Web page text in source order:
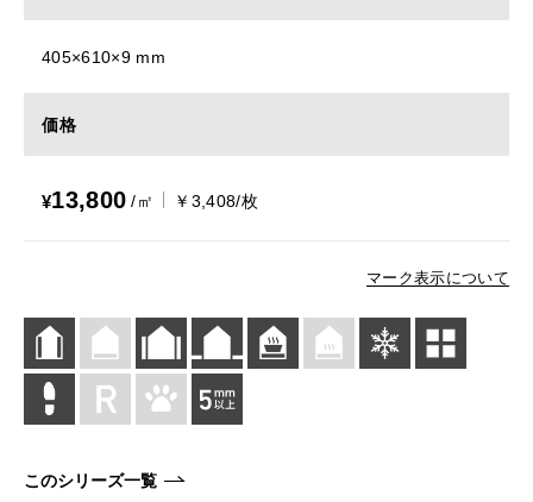
405×610×9 mm
価格
¥13,800 /㎡ ￥3,408/枚
マーク表示について
このシリーズ一覧